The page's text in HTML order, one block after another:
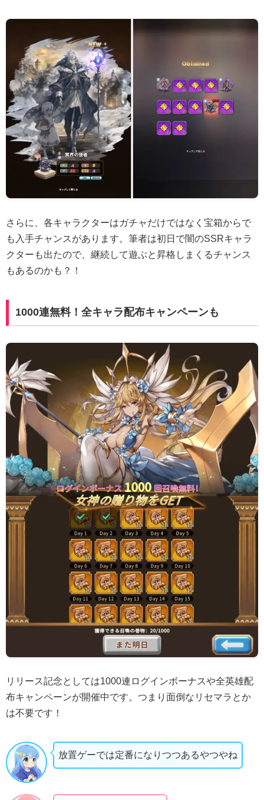
さらに、各キャラクターはガチャだけではなく宝箱からで
も入手チャンスがあります。筆者は初日で闇のSSRキャラ
クターも出たので、継続して遊ぶと昇格しまくるチャンス
もあるのかも？！
1000連無料！全キャラ配布キャンペーンも
リリース記念としては1000連ログインボーナスや全英雄配
布キャンペーンが開催中です。つまり面倒なリセマラとか
は不要です！
放置ゲーでは定番になりつつあるやつやね